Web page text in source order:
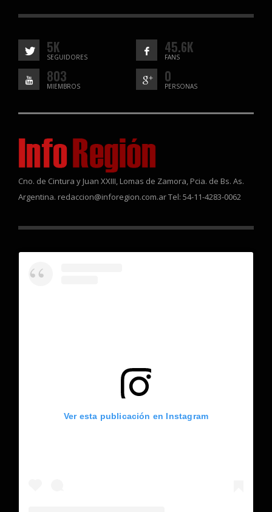
5K
SEGUIDORES
45.6K
FANS
803
MIEMBROS
0
PERSONAS
Cno. de Cintura y Juan XXIII, Lomas de Zamora, Pcia. de Bs. As.
Argentina. redaccion@inforegion.com.ar Tel: 54-11-4283-0062
Ver esta publicación en Instagram